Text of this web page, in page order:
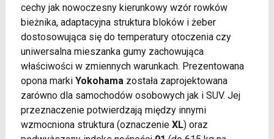
cechy jak nowoczesny kierunkowy wzór rowków
bieżnika, adaptacyjna struktura bloków i żeber
dostosowująca się do temperatury otoczenia czy
uniwersalna mieszanka gumy zachowująca
właściwości w zmiennych warunkach. Prezentowana
opona marki Yokohamazostała zaprojektowana
zarówno dla samochodów osobowych jak i SUV. Jej
przeznaczenie potwierdzają między innymi
wzmocniona struktura (oznaczenie XL) oraz